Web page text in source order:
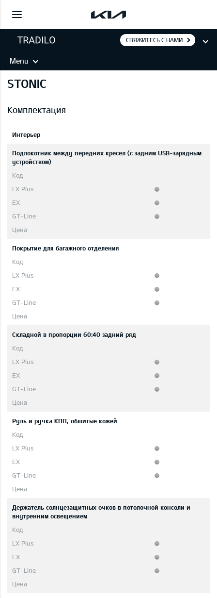
СВЯЖИТЕСЬ С НАМИ
Menu
STONIC
Комплектация
Интерьер
Подлокотник между передних кресел (с задним USB-зарядным
устройством)
Покрытие для багажного отделения
Складной в пропорции 60:40 задний ряд
Руль и ручка КПП, обшитые кожей
Держатель солнцезащитных очков в потолочной консоли и
внутренним освещением